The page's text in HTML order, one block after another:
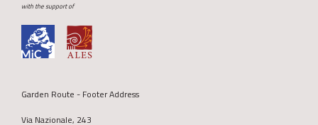
with the support of
Garden Route - Footer Address
Via Nazionale, 243